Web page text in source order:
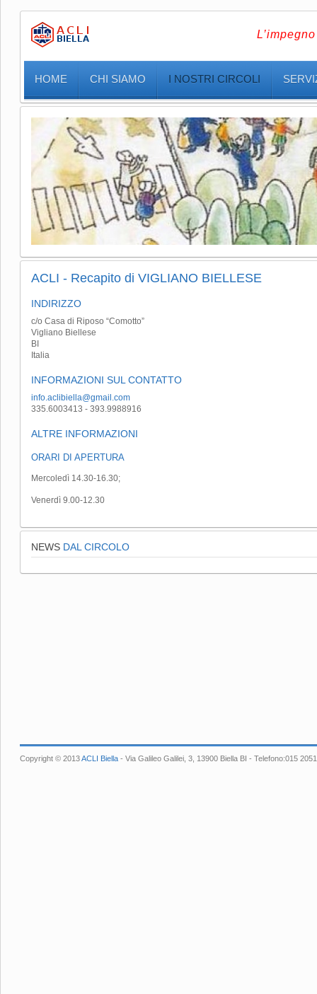
HOME CHI SIAMO I NOSTRI CIRCOLI
ACLI - Recapito di VIGLIANO BIELLESE
INDIRIZZO
c/o Casa di Riposo “Comotto”
Vigliano Biellese
BI
Italia
INFORMAZIONI SUL CONTATTO
info.aclibiella@gmail.com
335.6003413 - 393.9988916
ALTRE INFORMAZIONI
ORARI DI APERTURA
Mercoledì 14.30-16.30;
Venerdì 9.00-12.30
NEWS DAL CIRCOLO
Copyright © 2013ACLI Biella - Via Galileo Galilei, 3, 13900 Biella BI - Telefono:015